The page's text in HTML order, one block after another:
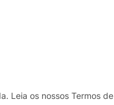
Leia os nossos Termos de